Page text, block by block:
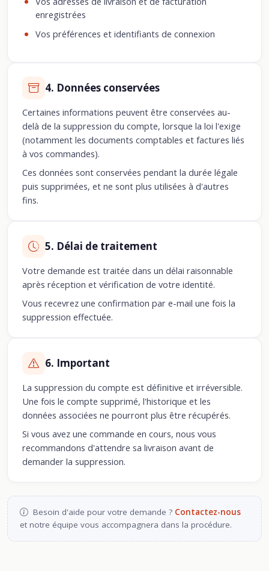
enregistrées
Vos préférences et identifiants de connexion
4. Données conservées
Certaines informations peuvent être conservées au-
delà de la suppression du compte, lorsque la loi l'exige
(notamment les documents comptables et factures liés
à vos commandes).
Ces données sont conservées pendant la durée légale
puis supprimées, et ne sont plus utilisées à d'autres
fins.
5. Délai de traitement
Votre demande est traitée dans un délai raisonnable
après réception et vérification de votre identité.
Vous recevrez une confirmation par e-mail une fois la
suppression effectuée.
6. Important
La suppression du compte est définitive et irréversible.
Une fois le compte supprimé, l'historique et les
données associées ne pourront plus être récupérés.
Si vous avez une commande en cours, nous vous
recommandons d'attendre sa livraison avant de
demander la suppression.
Besoin d'aide pour votre demande ? Contactez-nous
et notre équipe vous accompagnera dans la procédure.